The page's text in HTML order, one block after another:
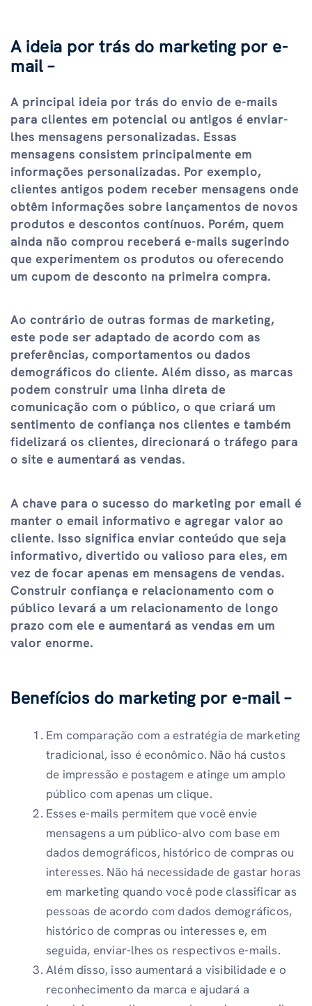
A ideia por trás do marketing por e-
mail –
A principal ideia por trás do envio de e-mails
para clientes em potencial ou antigos é enviar-
lhes mensagens personalizadas. Essas
mensagens consistem principalmente em
informações personalizadas. Por exemplo,
clientes antigos podem receber mensagens onde
obtêm informações sobre lançamentos de novos
produtos e descontos contínuos. Porém, quem
ainda não comprou receberá e-mails sugerindo
que experimentem os produtos ou oferecendo
um cupom de desconto na primeira compra.
Ao contrário de outras formas de marketing,
este pode ser adaptado de acordo com as
preferências, comportamentos ou dados
demográficos do cliente. Além disso, as marcas
podem construir uma linha direta de
comunicação com o público, o que criará um
sentimento de confiança nos clientes e também
fidelizará os clientes, direcionará o tráfego para
o site e aumentará as vendas.
A chave para o sucesso do marketing por email é
manter o email informativo e agregar valor ao
cliente. Isso significa enviar conteúdo que seja
informativo, divertido ou valioso para eles, em
vez de focar apenas em mensagens de vendas.
Construir confiança e relacionamento com o
público levará a um relacionamento de longo
prazo com ele e aumentará as vendas em um
valor enorme.
Benefícios do marketing por e-mail –
Em comparação com a estratégia de marketing
tradicional, isso é econômico. Não há custos
de impressão e postagem e atinge um amplo
público com apenas um clique.
Esses e-mails permitem que você envie
mensagens a um público-alvo com base em
dados demográficos, histórico de compras ou
interesses. Não há necessidade de gastar horas
em marketing quando você pode classificar as
pessoas de acordo com dados demográficos,
histórico de compras ou interesses e, em
seguida, enviar-lhes os respectivos e-mails.
Além disso, isso aumentará a visibilidade e o
reconhecimento da marca e ajudará a